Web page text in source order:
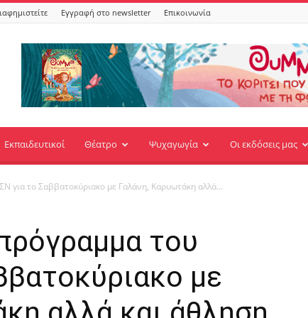
Εγγραφή στο newsletter Επικοινωνία
Εκπαιδευτικοί Θέατρο Ψυχαγωγία Οι εκδόσεις μας
για το Σαββατοκύριακο με Γαλάνη, Καρυωτάκη αλλά...
του
με